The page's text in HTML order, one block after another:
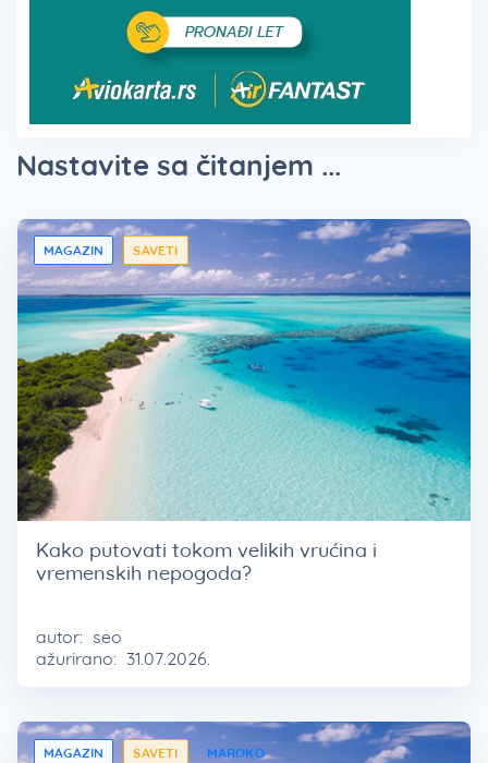
Nastavite sa čitanjem ...
MAGAZIN SAVETI
Kako putovati tokom velikih vrućina i
vremenskih nepogoda?
autor: seo
ažurirano: 31.07.2026.
MAGAZIN SAVETI MAROKO